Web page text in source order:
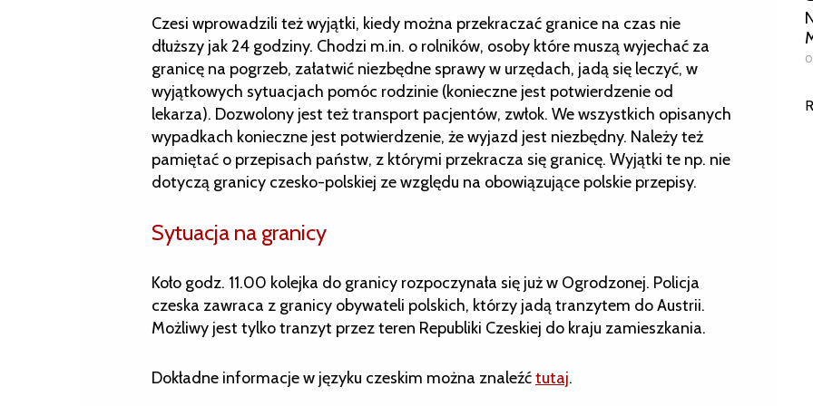
Czesi wprowadzili też wyjątki, kiedy można przekraczać granice na czas nie
dłuższy jak 24 godziny. Chodzi m.in. o rolników, osoby które muszą wyjechać za
granicę na pogrzeb, załatwić niezbędne sprawy w urzędach, jadą się leczyć, w
wyjątkowych sytuacjach pomóc rodzinie (konieczne jest potwierdzenie od
lekarza). Dozwolony jest też transport pacjentów, zwłok. We wszystkich opisanych
wypadkach konieczne jest potwierdzenie, że wyjazd jest niezbędny. Należy też
pamiętać o przepisach państw, z którymi przekracza się granicę. Wyjątki te np. nie
dotyczą granicy czesko-polskiej ze względu na obowiązujące polskie przepisy.
Sytuacja na granicy
Koło godz. 11.00 kolejka do granicy rozpoczynała się już w Ogrodzonej. Policja
czeska zawraca z granicy obywateli polskich, którzy jadą tranzytem do Austrii.
Możliwy jest tylko tranzyt przez teren Republiki Czeskiej do kraju zamieszkania.
Dokładne informacje w języku czeskim można znaleźćtutaj.